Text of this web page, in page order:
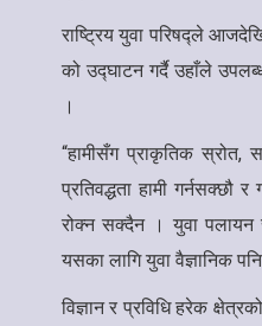
राष्ट्रिय युवा परिषद्ले
को उद्घाटन गर्दै उहाँले
।
“हामीसँग प्राकृतिक
प्रतिवद्धता हामी गर्नसक्छौ
रोक्न सक्दैन । युवा पलायन
यसका लागि युवा वैज्ञानिक
विज्ञान र प्रविधि हरेक